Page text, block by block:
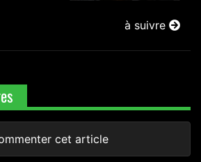
à suivre
cet article